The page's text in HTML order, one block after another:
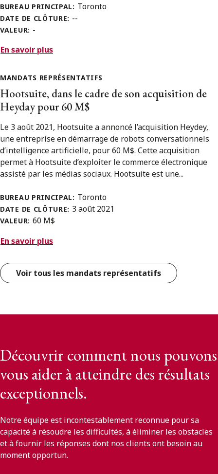
BUREAU PRINCIPAL: Toronto
DATE DE CLÔTURE: --
VALEUR: -
En savoir plus
MANDATS REPRÉSENTATIFS
Hootsuite, dans le cadre de son acquisition de
Heyday pour 60 M$
Le 3 août 2021, Hootsuite a annoncé l’acquisition Heydey,
une entreprise en démarrage de robots conversationnels
d’intelligence artificielle, pour 60 M$. Cette acquisition
permet à Hootsuite d’exploiter le commerce électronique
assisté par les médias sociaux. Hootsuite est une...
BUREAU PRINCIPAL: Toronto
DATE DE CLÔTURE: 3 août 2021
VALEUR: 60 M$
En savoir plus
Voir tous les mandats représentatifs
Découvrir comment nous pouvons
vous aider à atteindre des résultats
exceptionnels.
Notre équipe est incontestablement reconnue pour sa
capacité à résoudre les difficultés, à éliminer les obstacles
et à fournir les réponses dont nos clients ont besoin au
moment opportun.